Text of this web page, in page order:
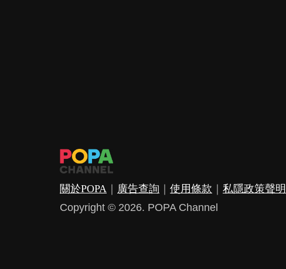
關於POPA 廣告查詢 使用條款 私隱政策聲明
Copyright © 2026. POPA Channel